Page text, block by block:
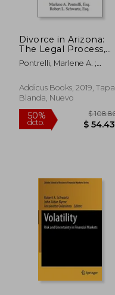
50%
Divorce in Arizona:
The Legal Process,
Your Rights, and
What to Expect (en
Pontrelli, Marlene A. ;
Addicus Books, 2019, Tapa
Blanda, Nuevo